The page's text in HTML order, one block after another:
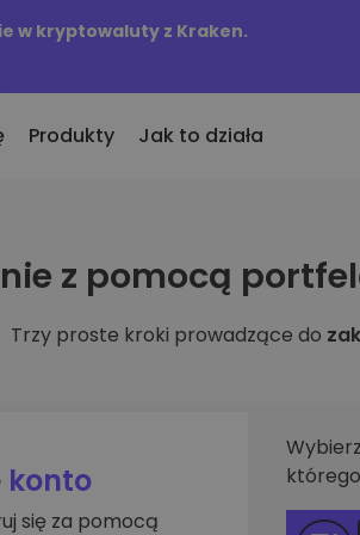
w kryptowaluty z Kraken.
dodane
dodane do Kriptomat
za równowartość
Produkty
Zdobywaj nagrody za swoje
Skarbiec
Regularnie zaplanowane
Jak to działa
z pomocą
Trzy proste kroki prowadzące do
konto
się za pomocą